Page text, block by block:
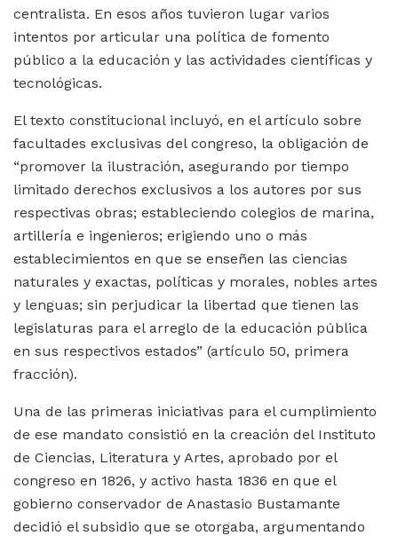
centralista. En esos años tuvieron lugar varios
intentos por articular una política de fomento
público a la educación y las actividades científicas y
tecnológicas.
El texto constitucional incluyó, en el artículo sobre
facultades exclusivas del congreso, la obligación de
“promover la ilustración, asegurando por tiempo
limitado derechos exclusivos a los autores por sus
respectivas obras; estableciendo colegios de marina,
artillería e ingenieros; erigiendo uno o más
establecimientos en que se enseñen las ciencias
naturales y exactas, políticas y morales, nobles artes
y lenguas; sin perjudicar la libertad que tienen las
legislaturas para el arreglo de la educación pública
en sus respectivos estados” (artículo 50, primera
fracción).
Una de las primeras iniciativas para el cumplimiento
de ese mandato consistió en la creación del Instituto
de Ciencias, Literatura y Artes, aprobado por el
congreso en 1826, y activo hasta 1836 en que el
gobierno conservador de Anastasio Bustamante
decidió el subsidio que se otorgaba, argumentando